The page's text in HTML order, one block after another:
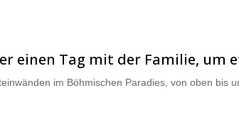
einen Tag mit der Familie, um